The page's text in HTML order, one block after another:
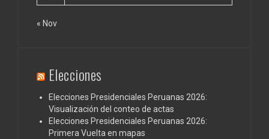
« Nov
Elecciones
Elecciones Presidenciales Peruanas 2026:
Visualización del conteo de actas
Elecciones Presidenciales Peruanas 2026:
Primera Vuelta en mapas